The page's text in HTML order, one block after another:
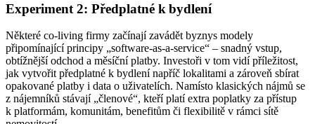
Experiment 2: Předplatné k bydlení
Některé co-living firmy začínají zavádět byznys modely
připomínající principy „software-as-a-service“ – snadný vstup,
obtížnější odchod a měsíční platby. Investoři v tom vidí příležitost,
jak vytvořit předplatné k bydlení napříč lokalitami a zároveň sbírat
opakované platby i data o uživatelích. Namísto klasických nájmů se
z nájemníků stávají „členové“, kteří platí extra poplatky za přístup
k platformám, komunitám, benefitům či flexibilitě v rámci sítě